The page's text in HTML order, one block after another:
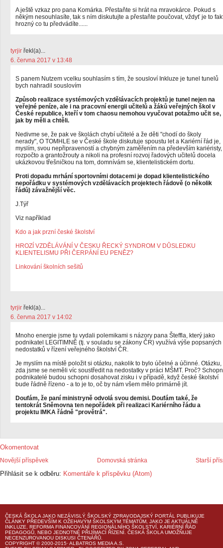
A ještě vzkaz pro pana Komárka. Přestaňte si hrát na mravokárce. Pokud s
někým nesouhlasíte, tak s ním diskutujte a přestaňte poučovat, vždyť je to
hrozný co tu předvádíte......
tyrjir řekl(a)...
6. června 2017 v 13:48
S panem Nutzem vcelku souhlasím s tím, že sousloví Inkluze je tunel tunelů
bych nahradil souslovím
Způsob realizace systémových vzdělávacích projektů je tunel nejen na
veřejné peníze, ale i na pracovní energii učitelů a žáků veřejných škol v
České republice, kteří v tom chaosu nemohou vyučovat potažmo učit se,
jak by měli a chtěli.
Nedivme se, že pak ve školách chybí učitelé a že děti "chodí do školy
nerady", O TOMHLE se v České škole diskutuje spoustu let a Kariérní řád je,
myslím, svou nepřipraveností a chybným zaměřením na především kariéristy,
rozpočto a grantožrouty a nikoli na profesní rozvoj řadových učitelů docela
ukázkovou třešničkou na tom, domnívám se, klientelistickém dortu.
Proti dopadu mrhání sportovními dotacemi je dopad klientelistického
nepořádku v systémových vzdělávacích projektech řádově (o několik
řádů) závažnější věc.
J.Týř
Viz například
Kdo a jak przní české školství
HROZÍ VZDĚLÁVÁNÍ V ČESKU ŘECKÝ SYNDROM V DŮSLEDKU
KLIENTELISMU PŘI ČERPÁNÍ EU PENĚZ?
Linkování školních sešitů
tyrjir řekl(a)...
6. června 2017 v 14:02
Mnoho energie jsme tu vydali polemikami s názory pana Šteffla, který jako
podnikatel LEGITIMNĚ (tj. v souladu se zákony ČR) využívá výše popsaných
nedostatků v řízení veřejného školství ČR.
Je myslím na místě položit si otázku, nakolik to bylo účelné a účinné. Otázku,
zda jsme se neměli víc soustředit na nedostatky v práci MŠMT. Proč?
podnikatelé budou schopni dosahovat zisku i v případě, když české školství
bude řádně řízeno - a to je to, oč by nám všem mělo primárně jít.
Doufám, že paní ministryně odvolá svou demisi. Doufám také, že
tentokrát Sněmovna ten nepořádek při realizaci Kariérního řádu a
projektu IMKA řádně "provětrá".
Okomentovat
Novější příspěvek Starší
Domovská stránka
Přihlásit se k odběru: Komentáře k příspěvku (Atom)
ČESKÁ ŠKOLA JAKO NEZÁVISLÝ ŠKOLSKÝ ZPRAVODAJSKÝ PORTÁL PUBLIKUJE
ČLÁNKY PŘEDEVŠÍM K OŽEHAVÝM ŠKOLSKÝM TÉMATŮM, JAKO JE AKTUÁLNĚ
INKLUZE, REFORMA FINANCOVÁNÍ REGIONÁLNÍHO ŠKOLSTVÍ, KARIÉRNÍ ŘÁD
PEDAGOGŮ, NEBO JEDNOTNÉ PŘIJÍMACÍ ŘÍZENÍ. ČESKÁ ŠKOLA UMOŽŇUJE
NECENZUROVANOU DISKUSI ČTENÁŘŮ.
COPYRIGHT © 2000-2015· ALBATROS MEDIA A.S.